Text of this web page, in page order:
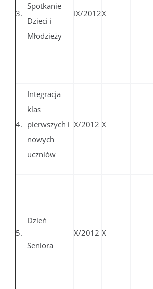
3.
Spotkanie
Dzieci i
Młodzieży
IX/2012X
4.
Integracja
klas
pierwszych i
nowych
uczniów
X/2012 X
5.
Dzień
Seniora
X/2012 X